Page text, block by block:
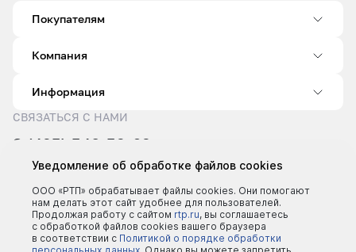
Покупателям
Компания
Информация
СВЯЗАТЬСЯ С НАМИ
8 (495) 540-52-62
sale@rtp.ru
Пн–Пт: 9:00–18:00
Уведомление об обработке файлов cookies
ООО «РТП» обрабатывает файлы cookies. Они помогают
нам делать этот сайт удобнее для пользователей.
Продолжая работу с сайтом rtp.ru, вы соглашаетесь
с обработкой файлов cookies вашего браузера
в соответствии с Политикой о порядке обработки